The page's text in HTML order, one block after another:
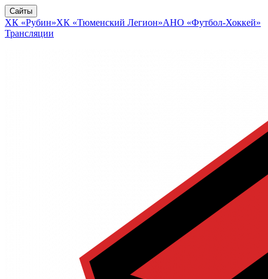
Сайты
ХК «Рубин»ХК «Тюменский Легион»АНО «Футбол-Хоккей»
Трансляции